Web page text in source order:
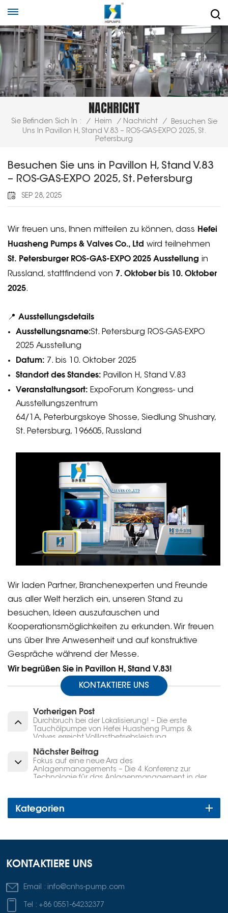
NACHRICHT
Sie Befinden Sich In : / Heim / Nachricht /
Besuchen Sie
Uns In Pavillon H, Stand V.83 – ROS-GAS-EXPO 2025, St.
Petersburg
Besuchen Sie uns in Pavillon H, Stand V.83
– ROS-GAS-EXPO 2025, St. Petersburg
SEP 28, 2025
Wir freuen uns, Ihnen mitteilen zu können, dass Hefei
Huasheng Pumps & Valves Co., Ltd wird teilnehmen
St. Petersburger ROS-GAS-EXPO 2025 Ausstellung in
Russland, stattfindend von 7. Oktober bis 10. Oktober
2025.
📍 Ausstellungsdetails
Ausstellungsname:St. Petersburg ROS-GAS-EXPO
2025 Ausstellung
Datum: 7. bis 10. Oktober 2025
Standort des Standes: Pavillon H, Stand V.83
Veranstaltungsort: ExpoForum Kongress- und
Ausstellungszentrum
64/1A, Peterburgskoye Shosse, Siedlung Shushary,
St. Petersburg, 196605, Russland
Wir laden Partner, Branchenexperten und Freunde
aus aller Welt herzlich ein, unseren Stand zu
besuchen, Ideen auszutauschen und
Kooperationsmöglichkeiten zu erkunden. Wir freuen
uns über Ihre Anwesenheit und auf konstruktive
Gespräche während der Messe.
Wir begrüßen Sie in Pavillon H, Stand V.83!
KONTAKTIERE UNS
Vorherigen Post
Durchbruch bei der Lokalisierung! – Die erste
Tauchölpumpe von Hefei Huasheng Pumps &
Valves erreicht Volllastbetriebsleistung
Nächster Beitrag
Fokus auf eine neue Ära des
Anlagenmanagements – Die 4. Konferenz zur
Technologie für das Anlagenmanagement in der
Kategorien
KONTAKTIERE UNS
Email : info@cnhs-pump.com
Tel : +86 0551-64232377